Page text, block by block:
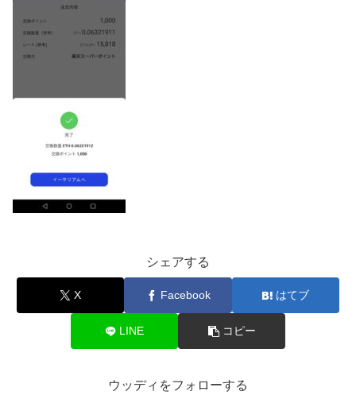
シェアする
X Facebook はてブ
LINE コピー
ウッディをフォローする